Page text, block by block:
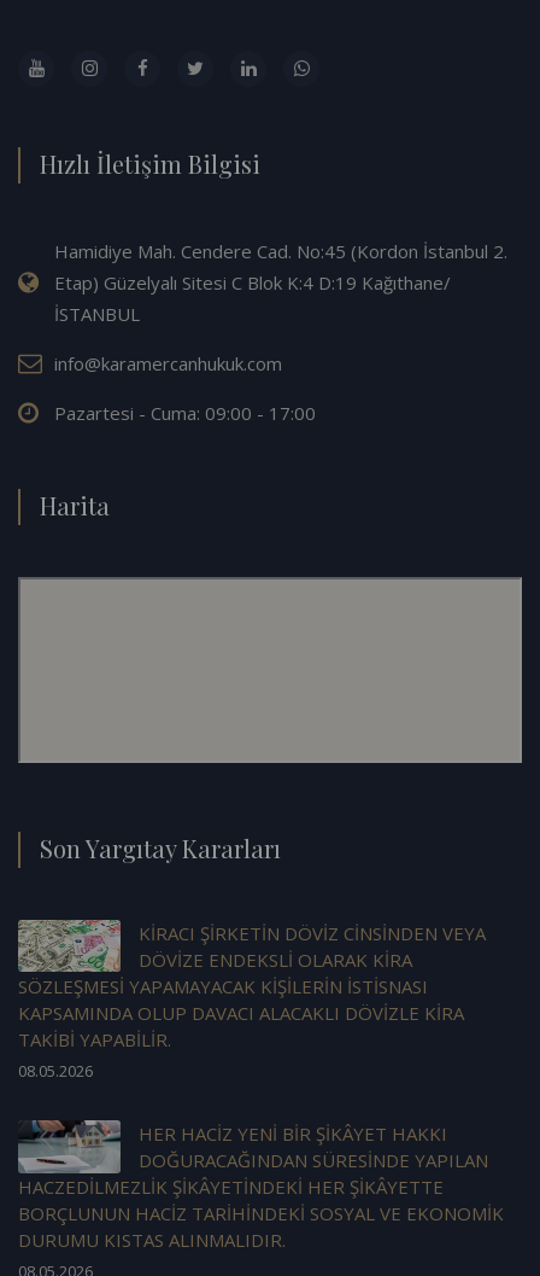
Hızlı İletişim Bilgisi
Hamidiye Mah. Cendere Cad. No:45 (Kordon İstanbul 2.
Etap) Güzelyalı Sitesi C Blok K:4 D:19 Kağıthane/
İSTANBUL
info@karamercanhukuk.com
Pazartesi - Cuma: 09:00 - 17:00
Harita
Son Yargıtay Kararları
KİRACI ŞİRKETİN DÖVİZ CİNSİNDEN VEYA
DÖVİZE ENDEKSLİ OLARAK KİRA
SÖZLEŞMESİ YAPAMAYACAK KİŞİLERİN İSTİSNASI
KAPSAMINDA OLUP DAVACI ALACAKLI DÖVİZLE KİRA
TAKİBİ YAPABİLİR.
08.05.2026
HER HACİZ YENİ BİR ŞİKÂYET HAKKI
DOĞURACAĞINDAN SÜRESİNDE YAPILAN
HACZEDİLMEZLİK ŞİKÂYETİNDEKİ HER ŞİKÂYETTE
BORÇLUNUN HACİZ TARİHİNDEKİ SOSYAL VE EKONOMİK
DURUMU KISTAS ALINMALIDIR.
08.05.2026